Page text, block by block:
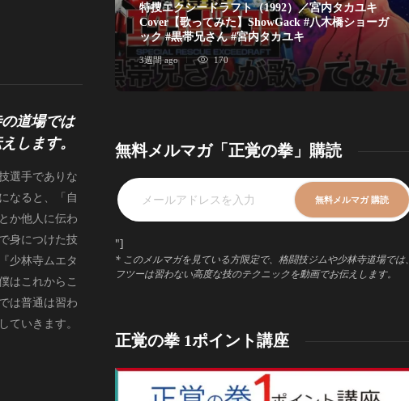
道場では
します。
選手でありな
なると、「自
か他人に伝わ
身につけた技
少林寺ムエタ
はこれからこ
は普通は習わ
ていきます。
特捜エクシードラフト（1992）／宮内タカユキ
Cover【歌ってみた】ShowGack #八木橋ショーガ
ック #黒帯兄さん #宮内タカユキ
3週間 ago 170
無料メルマガ「正覚の拳」購読
"]
* このメルマガを見ている方限定で、格闘技ジムや少林寺道場では、
フツーは習わない高度な技のテクニックを動画でお伝えします。
正覚の拳 1ポイント講座